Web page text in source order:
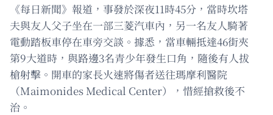
《每日新聞》報道，事發於深夜11時45分，當時坎塔
夫與友人父子坐在一部三菱汽車內，另一名友人騎著
電動踏板車停在車旁交談。據悉，當車輛抵達46街夾
第9大道時，與路邊3名青少年發生口角，隨後有人拔
槍射擊。開車的家長火速將傷者送往瑪摩利醫院
（Maimonides Medical Center），惜經搶救後不
治。